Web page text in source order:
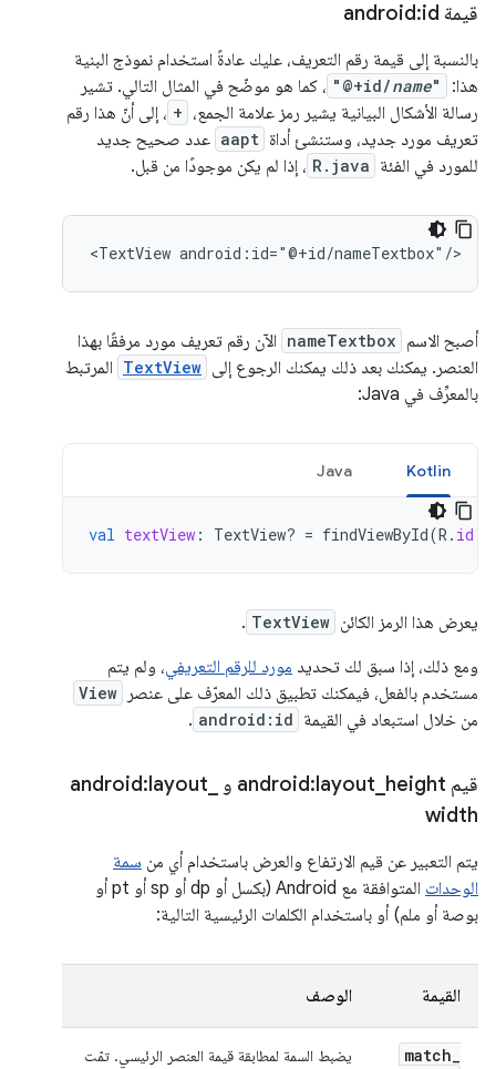
قيمة android:id
بالنسبة إلى قيمة رقم التعريف، عليك عادةً استخدام نموذج البنية
هذا:
"@+id/name"
، كما هو موضّح في المثال التالي. تشير
رسالة الأشكال البيانية يشير رمز علامة الجمع، + ، إلى أنّ هذا رقم
تعريف مورد جديد، وستنشئ أداة aapt عدد صحيح جديد
للمورد في الفئة R.java ، إذا لم يكن موجودًا من قبل.
<TextView android:id="@+id/nameTextbox"/>
أصبح الاسم nameTextbox الآن رقم تعريف مورد مرفقًا بهذا
العنصر. يمكنك بعد ذلك يمكنك الرجوع إلى TextView المرتبط
بالمعرِّف في Java:
Kotlin
Java
val textView : TextView? = findViewById(R . id
يعرض هذا الرمز الكائن TextView
.
ومع ذلك، إذا سبق لك تحديد مورد للرقم التعريفي، ولم يتم
مستخدم بالفعل، فيمكنك تطبيق ذلك المعرّف على عنصر
View
من خلال استبعاد في القيمة android:id
.
قيم android:layout height و android:layout
width
يتم التعبير عن قيم الارتفاع والعرض باستخدام أي من سمة
الوحدات
المتوافقة مع Android (بكسل أو dp أو sp أو pt أو
بوصة أو ملم) أو باستخدام الكلمات الرئيسية التالية:
القيمة الوصف
match_
يضبط السمة لمطابقة قيمة العنصر الرئيسي. تمّت